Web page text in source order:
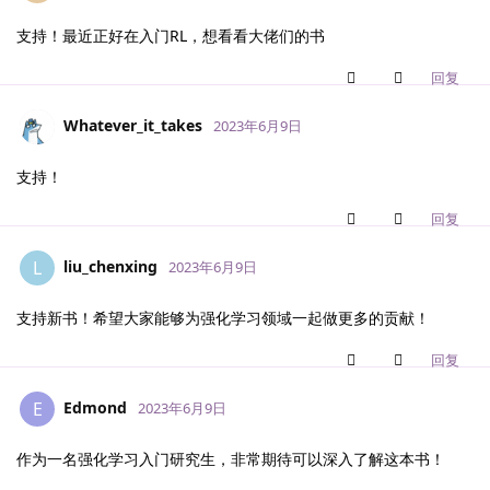
支持！最近正好在入门RL，想看看大佬们的书
回复
Whatever_it_takes 2023年6月9日
支持！
回复
L liu_chenxing 2023年6月9日
支持新书！希望大家能够为强化学习领域一起做更多的贡献！
回复
E Edmond 2023年6月9日
作为一名强化学习入门研究生，非常期待可以深入了解这本书！